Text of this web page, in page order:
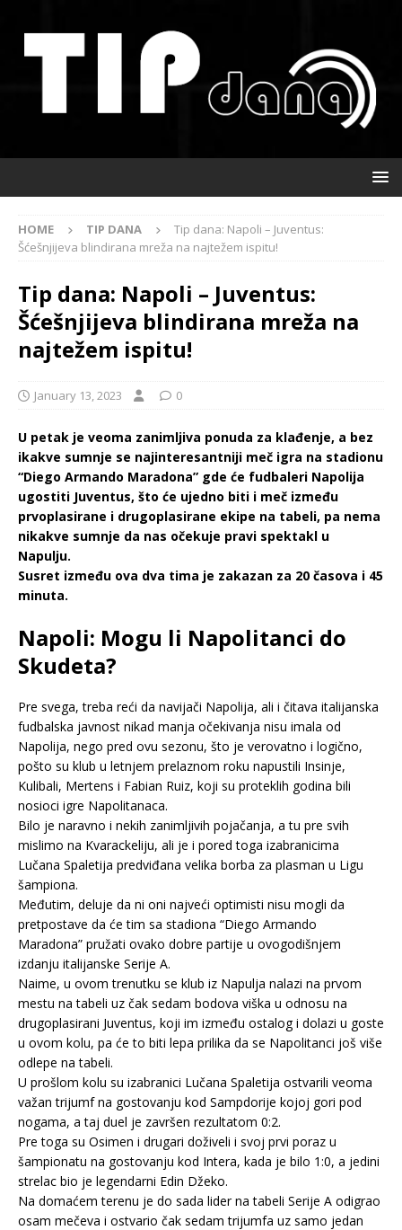
HOME TIP DANA
Tip dana: Napoli – Juventus:
Šćešnjijeva blindirana mreža na najtežem ispitu!
Tip dana: Napoli – Juventus:
Šćešnjijeva blindirana mreža na
najtežem ispitu!
January 13, 2023 0
U petak je veoma zanimljiva ponuda za klađenje, a bez
ikakve sumnje se najinteresantniji meč igra na stadionu
“Diego Armando Maradona” gde će fudbaleri Napolija
ugostiti Juventus, što će ujedno biti i meč između
prvoplasirane i drugoplasirane ekipe na tabeli, pa nema
nikakve sumnje da nas očekuje pravi spektakl u
Napulju.
Susret između ova dva tima je zakazan za 20 časova i 45
minuta.
Napoli: Mogu li Napolitanci do
Skudeta?
Pre svega, treba reći da navijači Napolija, ali i čitava italijanska
fudbalska javnost nikad manja očekivanja nisu imala od
Napolija, nego pred ovu sezonu, što je verovatno i logično,
pošto su klub u letnjem prelaznom roku napustili Insinje,
Kulibali, Mertens i Fabian Ruiz, koji su proteklih godina bili
nosioci igre Napolitanaca.
Bilo je naravno i nekih zanimljivih pojačanja, a tu pre svih
mislimo na Kvarackeliju, ali je i pored toga izabranicima
Lučana Spaletija predviđana velika borba za plasman u Ligu
šampiona.
Međutim, deluje da ni oni najveći optimisti nisu mogli da
pretpostave da će tim sa stadiona “Diego Armando
Maradona” pružati ovako dobre partije u ovogodišnjem
izdanju italijanske Serije A.
Naime, u ovom trenutku se klub iz Napulja nalazi na prvom
mestu na tabeli uz čak sedam bodova viška u odnosu na
drugoplasirani Juventus, koji im između ostalog i dolazi u goste
u ovom kolu, pa će to biti lepa prilika da se Napolitanci još više
odlepe na tabeli.
U prošlom kolu su izabranici Lučana Spaletija ostvarili veoma
važan trijumf na gostovanju kod Sampdorije kojoj gori pod
nogama, a taj duel je završen rezultatom 0:2.
Pre toga su Osimen i drugari doživeli i svoj prvi poraz u
šampionatu na gostovanju kod Intera, kada je bilo 1:0, a jedini
strelac bio je legendarni Edin Džeko.
Na domaćem terenu je do sada lider na tabeli Serije A odigrao
osam mečeva i ostvario čak sedam trijumfa uz samo jedan